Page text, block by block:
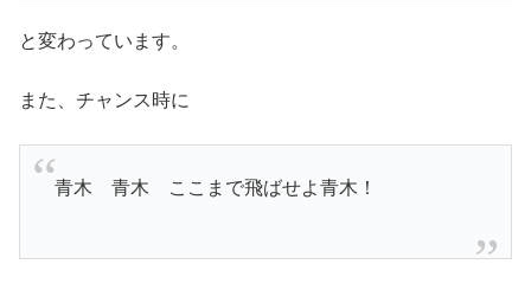
と変わっています。
また、チャンス時に
青木 青木 ここまで飛ばせよ青木！